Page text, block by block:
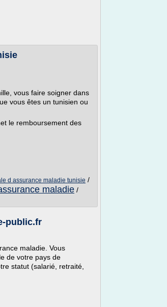
vous faire soigner dans
vous êtes un tunisien ou
le remboursement des
d assurance maladie tunisie /
maladie /
public.fr
maladie. Vous
de votre pays de
statut (salarié, retraité,